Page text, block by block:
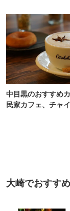
中目黒のおすすめ
民家カフェ、チャ
大崎でおすす